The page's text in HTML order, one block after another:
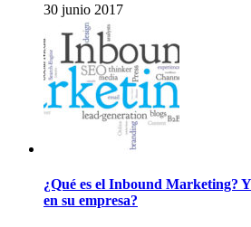
30 junio 2017
¿Qué es el Inbound Marketing?
en su empresa?